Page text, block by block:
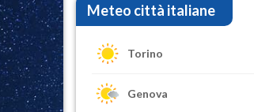
Meteo città italiane
Torino
Genova